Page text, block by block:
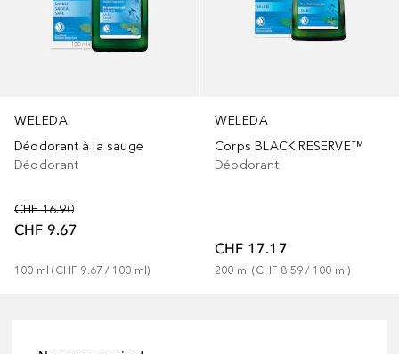
WELEDA
Déodorant à la sauge
Déodorant
CHF 16.90
CHF 9.67
100 ml (CHF 9.67 / 100 ml)
WELEDA
Corps BLACK RESERVE™
Déodorant
CHF 17.17
200 ml (CHF 8.59 / 100 ml)